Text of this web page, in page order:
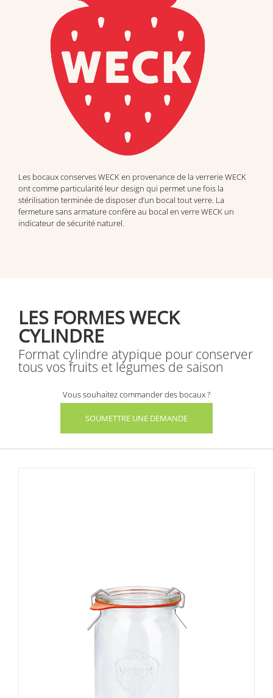
Les bocaux conserves WECK en provenance de la verrerie WECK
ont comme particularité leur design qui permet une fois la
stérilisation terminée de disposer d’un bocal tout verre. La
fermeture sans armature confère au bocal en verre WECK un
indicateur de sécurité naturel.
LES FORMES WECK
CYLINDRE
Format cylindre atypique pour conserver
tous vos fruits et légumes de saison
Vous souhaitez commander des bocaux ?
SOUMETTRE UNE DEMANDE